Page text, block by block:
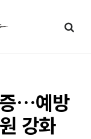
…예방
강화